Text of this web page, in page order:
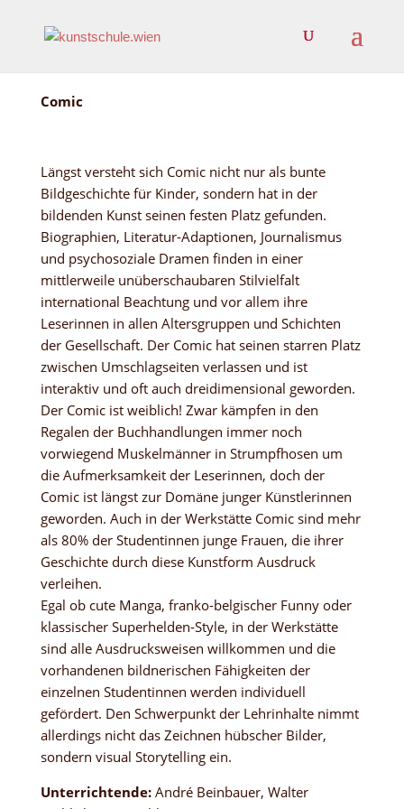
Comic
Längst versteht sich Comic nicht nur als bunte
Bildgeschichte für Kinder, sondern hat in der
bildenden Kunst seinen festen Platz gefunden.
Biographien, Literatur-Adaptionen, Journalismus
und psychosoziale Dramen finden in einer
mittlerweile unüberschaubaren Stilvielfalt
international Beachtung und vor allem ihre
Leserinnen in allen Altersgruppen und Schichten
der Gesellschaft. Der Comic hat seinen starren Platz
zwischen Umschlagseiten verlassen und ist
interaktiv und oft auch dreidimensional geworden.
Der Comic ist weiblich! Zwar kämpfen in den
Regalen der Buchhandlungen immer noch
vorwiegend Muskelmänner in Strumpfhosen um
die Aufmerksamkeit der Leserinnen, doch der
Comic ist längst zur Domäne junger Künstlerinnen
geworden. Auch in der Werkstätte Comic sind mehr
als 80% der Studentinnen junge Frauen, die ihrer
Geschichte durch diese Kunstform Ausdruck
verleihen.
Egal ob cute Manga, franko-belgischer Funny oder
klassischer Superhelden-Style, in der Werkstätte
sind alle Ausdrucksweisen willkommen und die
vorhandenen bildnerischen Fähigkeiten der
einzelnen Studentinnen werden individuell
gefördert. Den Schwerpunkt der Lehrinhalte nimmt
allerdings nicht das Zeichnen hübscher Bilder,
sondern visual Storytelling ein.
Unterrichtende: André Beinbauer, Walter